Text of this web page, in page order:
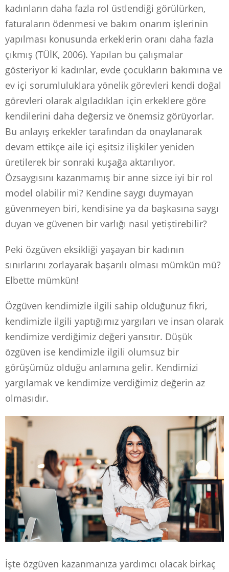
kadınların daha fazla rol üstlendiği görülürken,
faturaların ödenmesi ve bakım onarım işlerinin
yapılması konusunda erkeklerin oranı daha fazla
çıkmış (TÜİK, 2006). Yapılan bu çalışmalar
gösteriyor ki kadınlar, evde çocukların bakımına ve
ev içi sorumluluklara yönelik görevleri kendi doğal
görevleri olarak algıladıkları için erkeklere göre
kendilerini daha değersiz ve önemsiz görüyorlar.
Bu anlayış erkekler tarafından da onaylanarak
devam ettikçe aile içi eşitsiz ilişkiler yeniden
üretilerek bir sonraki kuşağa aktarılıyor.
Özsaygısını kazanmamış bir anne sizce iyi bir rol
model olabilir mi? Kendine saygı duymayan
güvenmeyen biri, kendisine ya da başkasına saygı
duyan ve güvenen bir varlığı nasıl yetiştirebilir?
Peki özgüven eksikliği yaşayan bir kadının
sınırlarını zorlayarak başarılı olması mümkün mü?
Elbette mümkün!
Özgüven kendimizle ilgili sahip olduğunuz fikri,
kendimizle ilgili yaptığımız yargıları ve insan olarak
kendimize verdiğimiz değeri yansıtır. Düşük
özgüven ise kendimizle ilgili olumsuz bir
görüşümüz olduğu anlamına gelir. Kendimizi
yargılamak ve kendimize verdiğimiz değerin az
olmasıdır.
İşte özgüven kazanmanıza yardımcı olacak birkaç